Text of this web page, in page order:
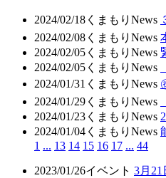
2024/02/18 くまもりNews
2024/02/08 くまもりNews
2024/02/05 くまもりNews
2024/02/05 くまもりNews
2024/01/31 くまもりNews
2024/01/29 くまもりNews
2024/01/23 くまもりNews
2024/01/04 くまもりNews
1 ... 13 14 15 16 17 ... 44
2023/01/26イベント 3月21